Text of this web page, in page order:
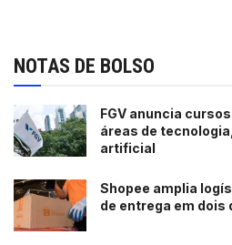
NOTAS DE BOLSO
FGV anuncia
áreas de
artificial
Shopee amplia
de entrega em dois